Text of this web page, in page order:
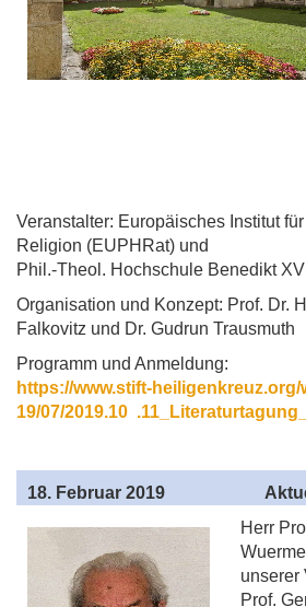
Veranstalter: Europäisches Institut
Religion (EUPHRat) und
Phil.-Theol. Hochschule Benedikt
Organisation und Konzept: Prof. Dr.
Falkovitz und Dr. Gudrun Trausmuth
Programm und Anmeldung:
https://www.stift-
19/07/2019.10
18. Februar 2019
Herr
unserer
Prof.